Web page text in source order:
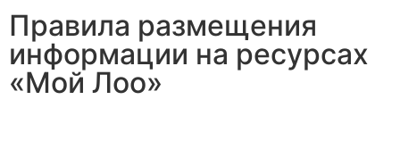
Правила размещения
информации на ресурсах
«Мой Лоо»